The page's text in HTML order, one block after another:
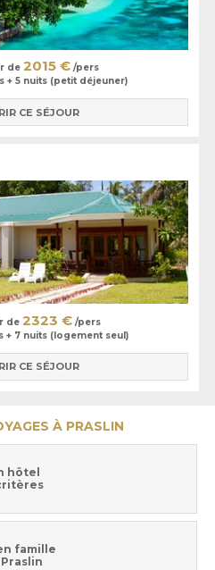
de 2015 € /pers
+ 5 nuits (petit déjeuner)
CE SÉJOUR
de 2323 €/pers
+ 7 nuits (logement seul)
CE SÉJOUR
À PRASLIN
hôtel
famille